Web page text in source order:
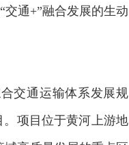
通+”融合发展的生动
交通运输体系发展规
项目位于黄河上游地